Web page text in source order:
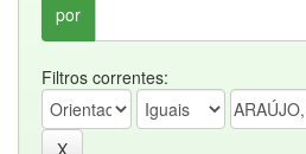
por
Filtros correntes: